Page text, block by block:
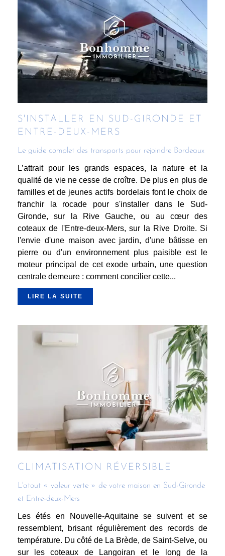
S'INSTALLER EN SUD-GIRONDE ET
ENTRE-DEUX-MERS
Le guide complet des transports pour rejoindre Bordeaux
L’attrait pour les grands espaces, la nature et la
qualité de vie ne cesse de croître. De plus en plus de
familles et de jeunes actifs bordelais font le choix de
franchir la rocade pour s'installer dans le Sud-
Gironde, sur la Rive Gauche, ou au cœur des
coteaux de l'Entre-deux-Mers, sur la Rive Droite. Si
l'envie d'une maison avec jardin, d'une bâtisse en
pierre ou d'un environnement plus paisible est le
moteur principal de cet exode urbain, une question
centrale demeure : comment concilier cette...
LIRE LA SUITE
CLIMATISATION RÉVERSIBLE
L'atout « valeur verte » de votre maison en Sud-Gironde
et Entre-deux-Mers
Les étés en Nouvelle-Aquitaine se suivent et se
ressemblent, brisant régulièrement des records de
température. Du côté de La Brède, de Saint-Selve, ou
sur les coteaux de Langoiran et le long de la